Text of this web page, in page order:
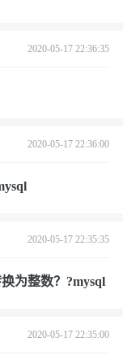
2020-05-17 22:36:35
2020-05-17 22:36:00
2020-05-17 22:35:35
为整数？?mysql
2020-05-17 22:35:00